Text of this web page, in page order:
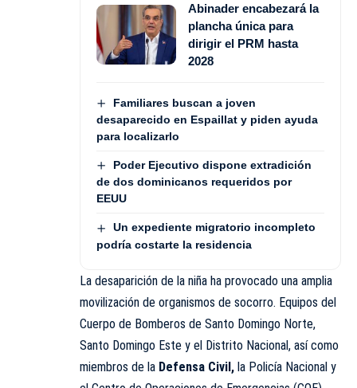
Abinader encabezará la
plancha única para
dirigir el PRM hasta
2028
Familiares buscan a joven
desaparecido en Espaillat y piden ayuda
para localizarlo
Poder Ejecutivo dispone extradición
de dos dominicanos requeridos por
EEUU
Un expediente migratorio incompleto
podría costarte la residencia
La desaparición de la niña ha provocado una amplia
movilización de organismos de socorro. Equipos del
Cuerpo de Bomberos de Santo Domingo Norte,
Santo Domingo Este y el Distrito Nacional, así como
miembros de la Defensa Civil, la Policía Nacional y